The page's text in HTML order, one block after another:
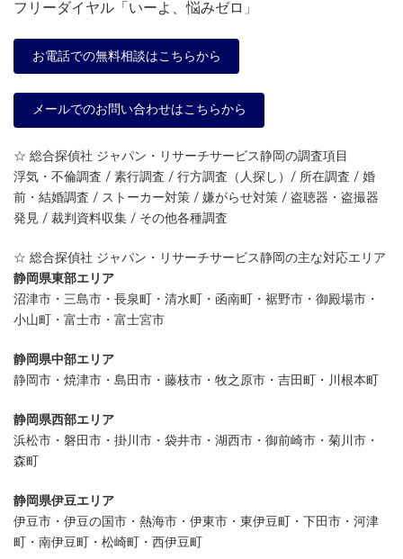
フリーダイヤル「いーよ、悩みゼロ 」
お電話での無料相談はこちらから
メールでのお問い合わせはこちらから
☆ 総合探偵社 ジャパン・リサーチサービス静岡の調査項目
浮気・不倫調査 / 素行調査 / 行方調査（人探し）/ 所在調査 / 婚
前・結婚調査 / ストーカー対策 / 嫌がらせ対策 / 盗聴器・盗撮器
発見 / 裁判資料収集 / その他各種調査
☆ 総合探偵社 ジャパン・リサーチサービス静岡の主な対応エリア
静岡県東部エリア
沼津市・三島市・長泉町・清水町・函南町・裾野市・御殿場市・
小山町・富士市・富士宮市
静岡県中部エリア
静岡市・焼津市・島田市・藤枝市・牧之原市・吉田町・川根本町
静岡県西部エリア
浜松市・磐田市・掛川市・袋井市・湖西市・御前崎市・菊川市・
森町
静岡県伊豆エリア
伊豆市・伊豆の国市・熱海市・伊東市・東伊豆町・下田市・河津
町・南伊豆町・松崎町・西伊豆町